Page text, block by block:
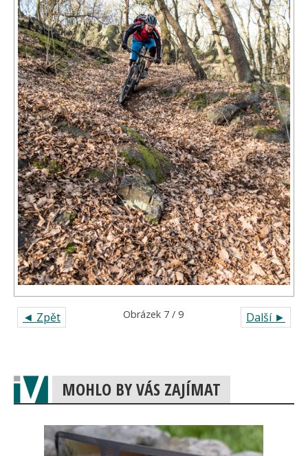
◄ Zpět Další ►
Obrázek 7 / 9
MOHLO BY VÁS ZAJÍMAT